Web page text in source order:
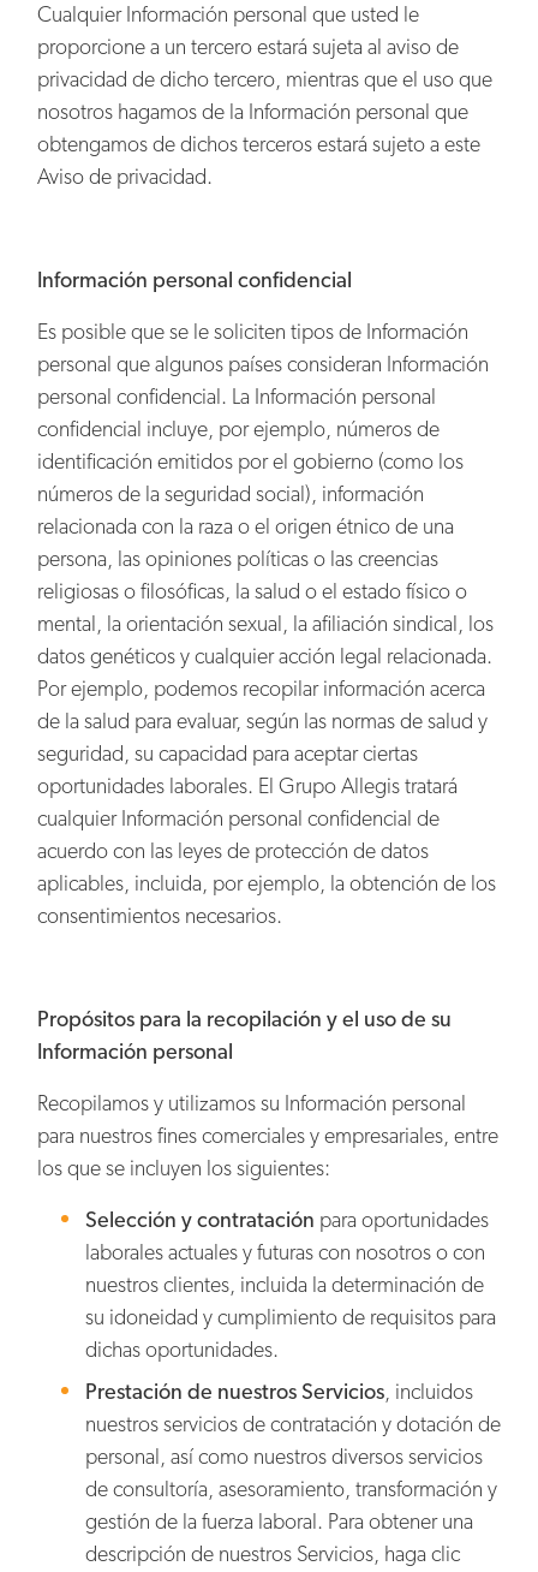
Cualquier Información personal que usted le
proporcione a un tercero estará sujeta al aviso de
privacidad de dicho tercero, mientras que el uso que
nosotros hagamos de la Información personal que
obtengamos de dichos terceros estará sujeto a este
Aviso de privacidad.
Información personal confidencial
Es posible que se le soliciten tipos de Información
personal que algunos países consideran Información
personal confidencial. La Información personal
confidencial incluye, por ejemplo, números de
identificación emitidos por el gobierno (como los
números de la seguridad social), información
relacionada con la raza o el origen étnico de una
persona, las opiniones políticas o las creencias
religiosas o filosóficas, la salud o el estado físico o
mental, la orientación sexual, la afiliación sindical, los
datos genéticos y cualquier acción legal relacionada.
Por ejemplo, podemos recopilar información acerca
de la salud para evaluar, según las normas de salud y
seguridad, su capacidad para aceptar ciertas
oportunidades laborales. El Grupo Allegis tratará
cualquier Información personal confidencial de
acuerdo con las leyes de protección de datos
aplicables, incluida, por ejemplo, la obtención de los
consentimientos necesarios.
Propósitos para la recopilación y el uso de su
Información personal
Recopilamos y utilizamos su Información personal
para nuestros fines comerciales y empresariales, entre
los que se incluyen los siguientes:
Selección y contratación para oportunidades
laborales actuales y futuras con nosotros o con
nuestros clientes, incluida la determinación de
su idoneidad y cumplimiento de requisitos para
dichas oportunidades.
Prestación de nuestros Servicios , incluidos
nuestros servicios de contratación y dotación de
personal, así como nuestros diversos servicios
de consultoría, asesoramiento, transformación y
gestión de la fuerza laboral. Para obtener una
descripción de nuestros Servicios, haga clic